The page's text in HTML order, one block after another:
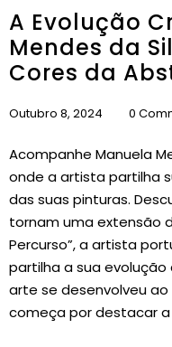
A Evolução
Mendes da
Cores da
Outubro 8, 2024 0
Acompanhe Manuela
onde a artista partilha
das suas pinturas.
tornam uma extensão
Percurso”, a artista
partilha a sua
arte se desenvolveu
começa por destacar